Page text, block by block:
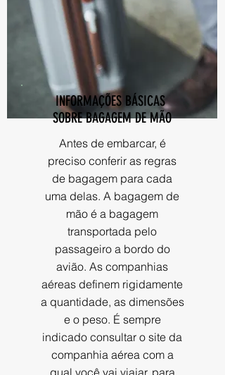
INFORMAÇÕES BÁSICAS
SOBRE BAGAGEM DE MÃO
Antes de embarcar, é
preciso conferir as regras
de bagagem para cada
uma delas. A bagagem de
mão é a bagagem
transportada pelo
passageiro a bordo do
avião. As companhias
aéreas definem rigidamente
a quantidade, as dimensões
e o peso. É sempre
indicado consultar o site da
companhia aérea com a
qual você vai viajar, para